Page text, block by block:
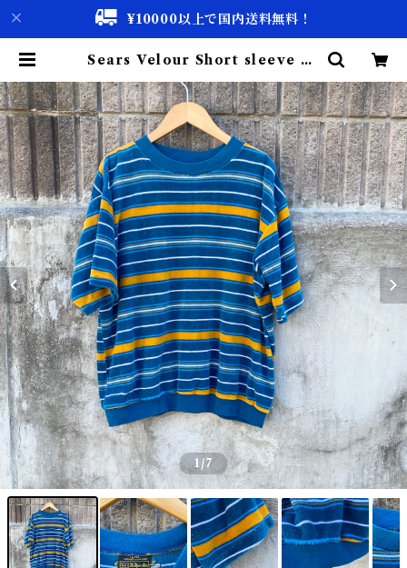
¥10000以上で国内送料無料！
Sears Velour Short sleeve Sh
ーブ シャツ 古着 | 古着屋 仙台 bis
cco【古着 & Vintage 通販】
1 /7